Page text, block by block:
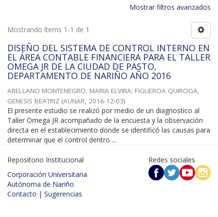
Mostrar filtros avanzados
Mostrando ítems 1-1 de 1
DISEÑO DEL SISTEMA DE CONTROL INTERNO EN
EL ÁREA CONTABLE FINANCIERA PARA EL TALLER
OMEGA JR DE LA CIUDAD DE PASTO,
DEPARTAMENTO DE NARIÑO AÑO 2016
ARELLANO MONTENEGRO, MARIA ELVIRA; FIGUEROA QUIROGA,
GENESIS BEATRIZ (AUNAR, 2016-12-03)
El presente estudio se realizó por medio de un diagnostico al
Taller Omega JR acompañado de la encuesta y la observación
directa en el establecimiento donde se identificó las causas para
determinar que el control dentro ...
Repositorio Institucional
Corporación Universitaria
Autónoma de Nariño
Contacto | Sugerencias
Redes sociales